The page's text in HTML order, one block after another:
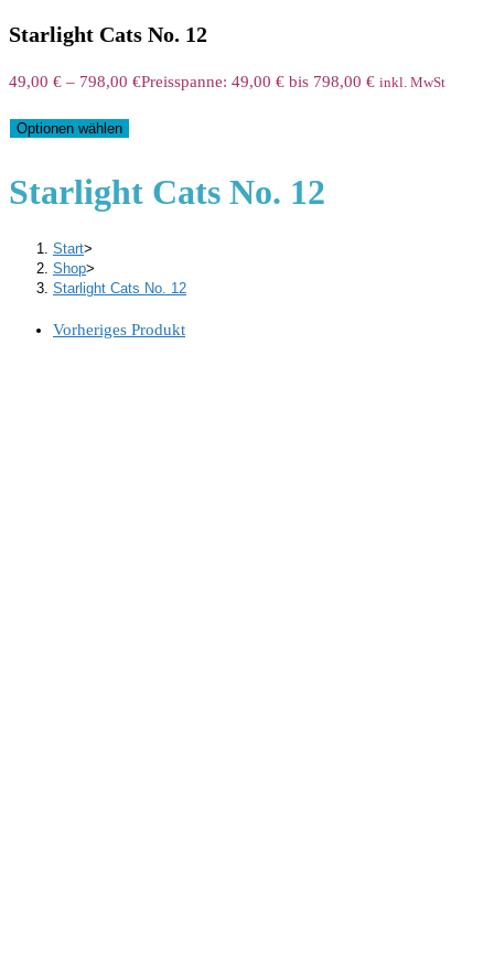
Starlight Cats No. 12
49,00 € – 798,00 €Preisspanne: 49,00 € bis 798,00 € inkl. MwSt
Optionen wählen
Starlight Cats No. 12
Start>
Shop>
Starlight Cats No. 12
Vorheriges Produkt